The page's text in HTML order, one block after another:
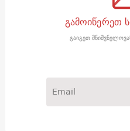
გამოიწერეთ
გაიგეთ